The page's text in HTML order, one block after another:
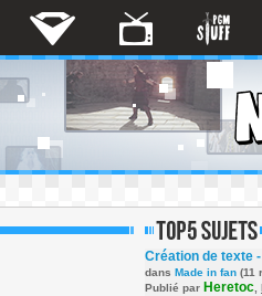
Création de texte
dans Made in fan (11
Publié par Heretoc